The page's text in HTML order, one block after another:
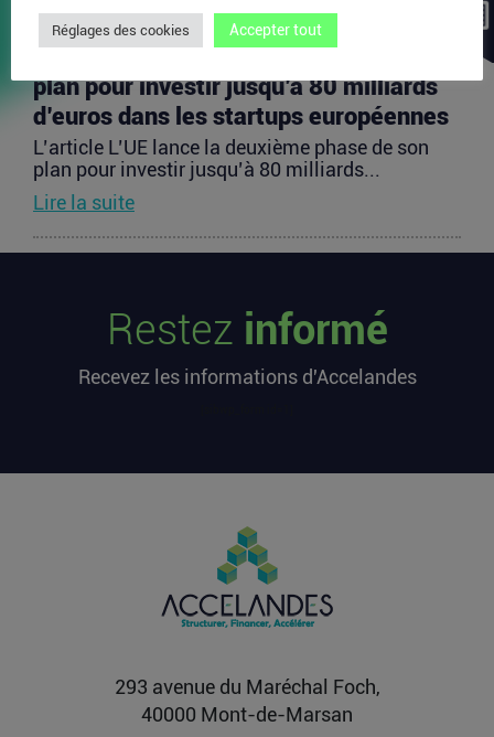
L’UE lance la deuxième phase de son
plan pour investir jusqu’à 80 milliards
d’euros dans les startups européennes
L’article L’UE lance la deuxième phase de son
plan pour investir jusqu’à 80 milliards...
Lire la suite
millions d’euros cette semaine
L’article Les startups françaises ont levé 113
premier sur...
chez OpenAI pour se soigner
L’article Après une pause de 3 mois, la Française
Fidji Simo quitte son poste chez OpenAI pour se
Restez informé
Recevez les informations d'Accelandes
293 avenue du Maréchal Foch,
40000 Mont-de-Marsan
Réglages des cookies Accepter tout